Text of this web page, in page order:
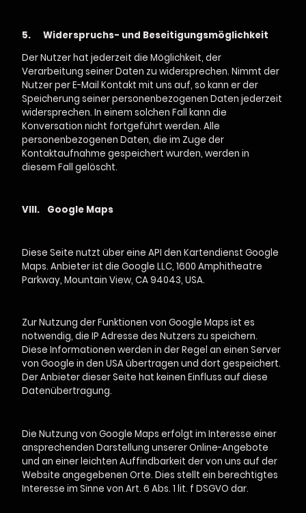
5.
Widerspruchs- und Beseitigungsmöglichkeit
Der Nutzer hat jederzeit die Möglichkeit, der
Verarbeitung seiner Daten zu widersprechen. Nimmt der
Nutzer per E-Mail Kontakt mit uns auf, so kann er der
Speicherung seiner personenbezogenen Daten jederzeit
widersprechen. In einem solchen Fall kann die
Konversation nicht fortgeführt werden. Alle
personenbezogenen Daten, die im Zuge der
Kontaktaufnahme gespeichert wurden, werden in
diesem Fall gelöscht.
VIII. Google Maps
Diese Seite nutzt über eine API den Kartendienst Google
Maps. Anbieter ist die Google LLC, 1600 Amphitheatre
Parkway, Mountain View, CA 94043, USA.
Zur Nutzung der Funktionen von Google Maps ist es
notwendig, die IP Adresse des Nutzers zu speichern.
Diese Informationen werden in der Regel an einen Server
von Google in den USA übertragen und dort gespeichert.
Der Anbieter dieser Seite hat keinen Einfluss auf diese
Datenübertragung.
Die Nutzung von Google Maps erfolgt im Interesse einer
ansprechenden Darstellung unserer Online-Angebote
und an einer leichten Auffindbarkeit der von uns auf der
Website angegebenen Orte. Dies stellt ein berechtigtes
Interesse im Sinne von Art. 6 Abs. 1 lit. f DSGVO dar.